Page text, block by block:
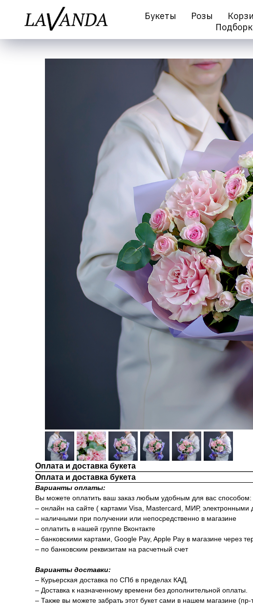
Букеты Розы
Оплата и доставка букета
Оплата и доставка букета
Варианты оплаты:
Вы можете оплатить ваш заказ любым удобным для вас способом:
– онлайн на сайте ( картами Visa, Mastercard, МИР, электронными
– наличными при получении или непосредственно в магазине
– оплатить в нашей группе Вконтакте
– банковскими картами, Google Pay, Apple Pay в магазине через
– по банковским реквизитам на расчетный счет
Варианты доставки:
– Курьерская доставка по СПб в пределах КАД.
– Доставка к назначенному времени без дополнительной оплаты.
– Также вы можете забрать этот букет сами в нашем магазине